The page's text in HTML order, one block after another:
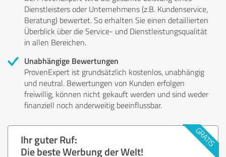
Dienstleisters oder Unternehmens (z.B. Kundenservice,
Beratung) bewertet. So erhalten Sie einen detaillierten
Überblick über die Service- und Dienstleistungsqualität
in allen Bereichen.
Unabhängige Bewertungen
ProvenExpert ist grundsätzlich kostenlos, unabhängig
und neutral. Bewertungen von Kunden erfolgen
freiwillig, können nicht gekauft werden und sind weder
finanziell noch anderweitig beeinflussbar.
Ihr guter Ruf:
Die beste Werbung der Welt!